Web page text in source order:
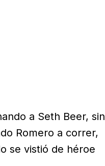
a Seth Beer, sin
Romero a correr,
se vistió de héroe